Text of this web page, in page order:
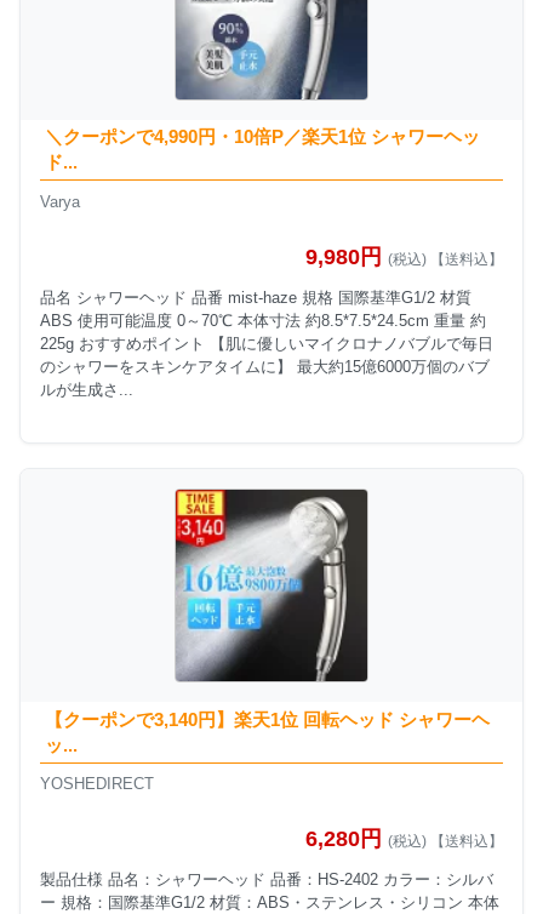
＼クーポンで4,990円・10倍P／楽天1位 シャワーヘッ
ド...
Varya
9,980円 (税込) 【送料込】
品名 シャワーヘッド 品番 mist-haze 規格 国際基準G1/2 材質
ABS 使用可能温度 0～70℃ 本体寸法 約8.5*7.5*24.5cm 重量 約
225g おすすめポイント 【肌に優しいマイクロナノバブルで毎日
のシャワーをスキンケアタイムに】 最大約15億6000万個のバブ
ルが生成さ...
【クーポンで3,140円】楽天1位 回転ヘッド シャワーヘ
ッ...
YOSHEDIRECT
6,280円 (税込) 【送料込】
製品仕様 品名：シャワーヘッド 品番：HS-2402 カラー：シルバ
ー 規格：国際基準G1/2 材質：ABS・ステンレス・シリコン 本体